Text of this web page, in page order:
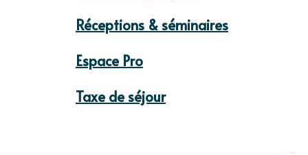
Réceptions & séminaires
Espace Pro
Taxe de séjour